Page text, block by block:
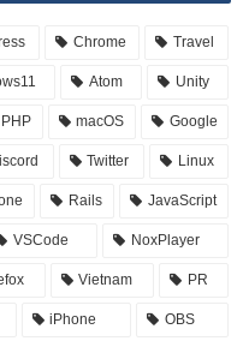
Chrome Travel
Atom Unity
PHP macOS Google
Twitter Linux
Rails JavaScript
VSCode NoxPlayer
Vietnam PR
iPhone OBS